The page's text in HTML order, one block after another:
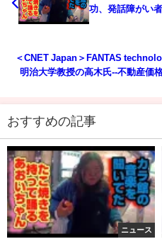
功、発話障がい
＜CNET Japan＞FANTAS
明治大学教授の高木氏--不動産価
おすすめの記事
ニュース